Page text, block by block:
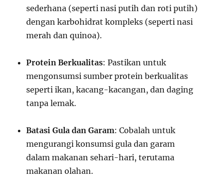
sederhana (seperti nasi putih dan roti putih)
dengan karbohidrat kompleks (seperti nasi
merah dan quinoa).
Protein Berkualitas: Pastikan untuk
mengonsumsi sumber protein berkualitas
seperti ikan, kacang-kacangan, dan daging
tanpa lemak.
Batasi Gula dan Garam: Cobalah untuk
mengurangi konsumsi gula dan garam
dalam makanan sehari-hari, terutama
makanan olahan.